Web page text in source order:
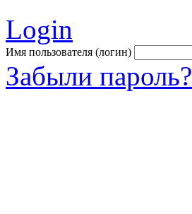
Login
Имя пользователя (логин)
Забыли пароль?